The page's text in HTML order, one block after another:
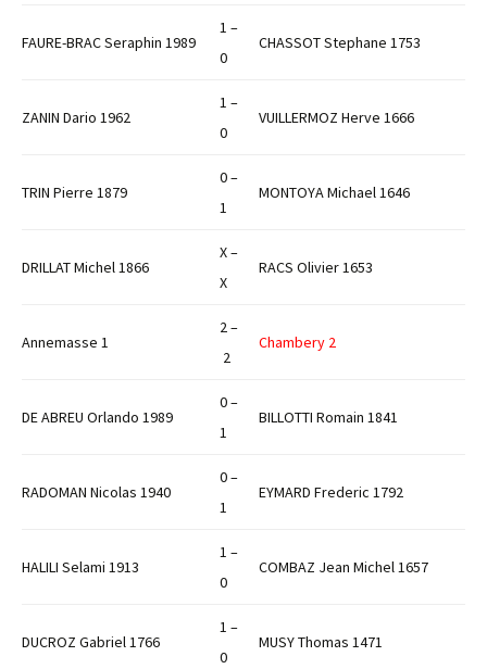
FAURE-BRAC Seraphin 1989
1 –
0
CHASSOT Stephane 1753
ZANIN Dario 1962
1 –
0
VUILLERMOZ Herve 1666
TRIN Pierre 1879
0 –
1
MONTOYA Michael 1646
DRILLAT Michel 1866
X –
X
RACS Olivier 1653
Annemasse 1
2 –
2
Chambery 2
DE ABREU Orlando 1989
0 –
1
BILLOTTI Romain 1841
RADOMAN Nicolas 1940
0 –
1
EYMARD Frederic 1792
HALILI Selami 1913
1 –
0
COMBAZ Jean Michel 1657
DUCROZ Gabriel 1766
1 –
0
MUSY Thomas 1471